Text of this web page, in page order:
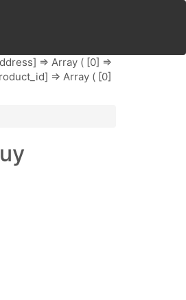
=> Array ( [0] =>
=> Array ( [0]